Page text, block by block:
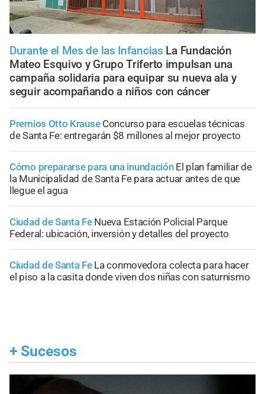
Durante el Mes de las Infancias La Fundación
Mateo Esquivo y Grupo Triferto impulsan una
campaña solidaria para equipar su nueva ala y
seguir acompañando a niños con cáncer
Premios Otto Krause Concurso para escuelas técnicas
de Santa Fe: entregarán $8 millones al mejor proyecto
Cómo prepararse para una inundación El plan familiar de
la Municipalidad de Santa Fe para actuar antes de que
llegue el agua
Ciudad de Santa Fe Nueva Estación Policial Parque
Federal: ubicación, inversión y detalles del proyecto
Ciudad de Santa Fe La conmovedora colecta para hacer
el piso a la casita donde viven dos niñas con saturnismo
+ Sucesos